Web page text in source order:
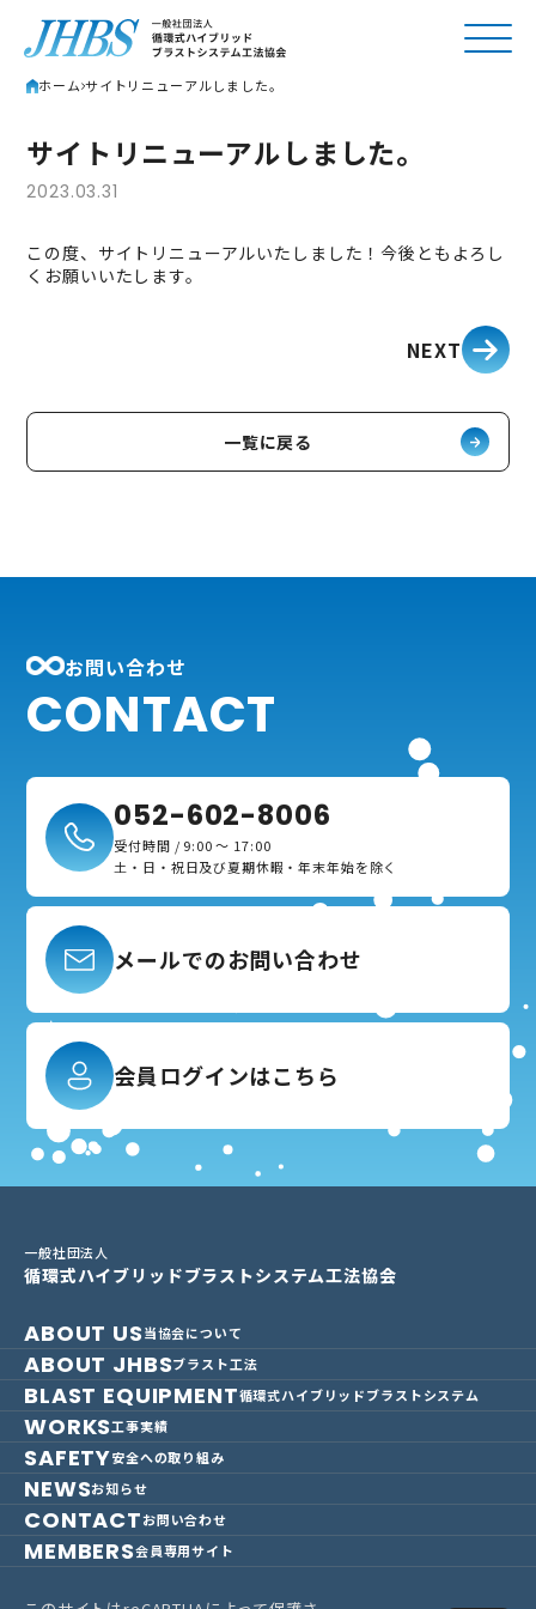
ホーム サイトリニューアルしました。
サイトリニューアルしました。
2023.03.31
この度、サイトリニューアルいたしました！今後ともよろし
くお願いいたします。
NEXT
一覧に戻る
お問い合わせ
CONTACT
052-602-8006
受付時間 / 9:00 ～ 17:00
土・日・祝日及び夏期休暇・年末年始を除く
メールでのお問い合わせ
会員ログインはこちら
一般社団法人
循環式ハイブリッドブラストシステム工法協会
ABOUT US当協会について
ABOUT JHBSブラスト工法
BLAST EQUIPMENT循環式ハイブリッドブラストシステム
WORKS工事実績
SAFETY安全への取り組み
NEWSお知らせ
CONTACTお問い合わせ
MEMBERS会員専用サイト